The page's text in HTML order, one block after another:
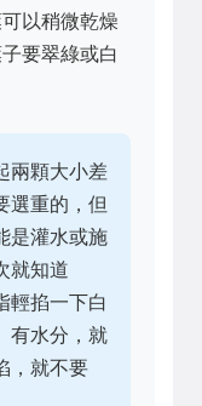
以稍微乾燥
要翠綠或白
兩顆大小差
選重的，但
是灌水或施
就知道
輕掐一下白
有水分，就
，就不要